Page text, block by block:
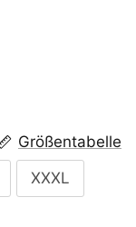
Größentabelle
XXXL